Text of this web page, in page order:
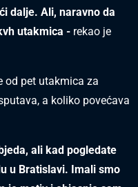
dalje. Ali, naravno da
utakmica - rekao je
od pet utakmica za
a koliko povećava
ali kad pogledate
u Bratislavi. Imali smo